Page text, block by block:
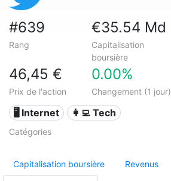
#639
Rang
€35.54 Md
Capitalisation
boursière
46,45 €
Prix de l'action
0.00%
Changement (1 jour)
🖥️ Internet 👩‍💻 Tech
Catégories
Capitalisation boursière Revenus